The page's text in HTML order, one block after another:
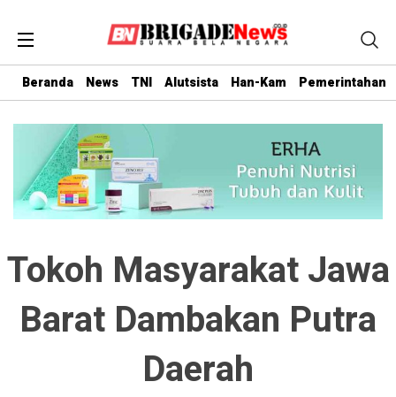
Beranda News TNI Alutsista Han-Kam Pemerintahan
Tokoh Masyarakat Jawa
Barat Dambakan Putra
Daerah